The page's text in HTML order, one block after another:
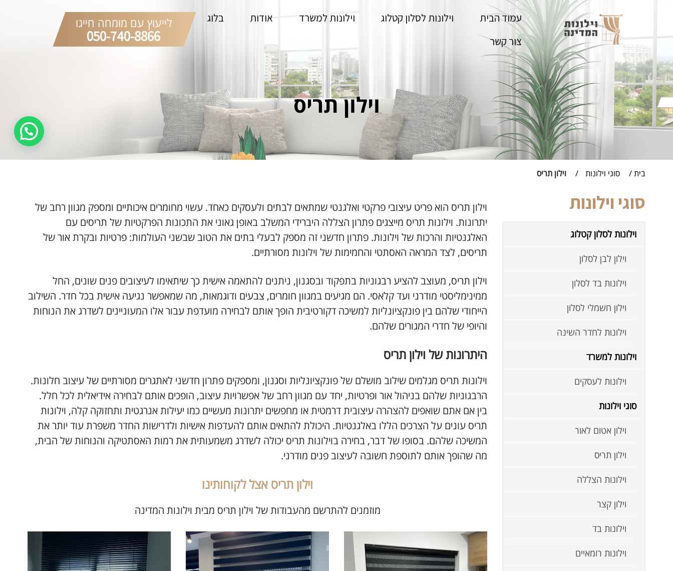
עמוד הבית וילונות לסלון קטלוג וילונות למשרד אודות
בלוג
צור קשר
לייעוץ עם מומחה חייגו
050-740-8866
וילון תריס
בית סוגי וילונות וילון תריס
סוגי וילונות
וילונות לסלון קטלוג
וילון לבן לסלון
וילונות בד לסלון
וילון חשמלי לסלון
וילונות לחדר השינה
וילונות למשרד
וילונות לעסקים
סוגי וילונות
וילון אטום לאור
וילון תריס
וילונות הצללה
וילון קצר
וילונות בד
וילונות רומאיים
וילון תריס הוא פריט עיצובי פרקטי ואלגנטי שמתאים לבתים ולעסקים כאחד. עשוי מחומרים איכותיים ומספק מגוון רחב של
יתרונות. וילונות תריס מייצגים פתרון הצללה היברידי המשלב באופן גאוני את התכונות הפרקטיות של תריסים עם
האלגנטיות והרכות של וילונות. פתרון חדשני זה מספק לבעלי בתים את הטוב שבשני העולמות: פרטיות ובקרת אור של
תריסים, לצד המראה האסתטי והחמימות של וילונות מסורתיים.
וילון תריס, מעוצב להציע רבגוניות בתפקוד ובסגנון, ניתנים להתאמה אישית כך שיתאימו לעיצובים פנים שונים, החל
ממינימליסטי מודרני ועד קלאסי. הם מגיעים במגוון חומרים, צבעים ודוגמאות, מה שמאפשר נגיעה אישית בכל חדר. השילוב
הייחודי שלהם בין פונקציונליות למשיכה דקורטיבית הופך אותם לבחירה מועדפת עבור אלו המעוניינים לשדרג את הנוחות
והיופי של חדרי המגורים שלהם.
היתרונות של וילון תריס
וילונות תריס מגלמים שילוב מושלם של פונקציונליות וסגנון, ומספקים פתרון חדשני לאתגרים מסורתיים של עיצוב חלונות.
הרבגוניות שלהם בניהול אור ופרטיות, יחד עם מגוון רחב של אפשרויות עיצוב, הופכים אותם לבחירה אידיאלית לכל חלל.
בין אם אתם שואפים להצהרה עיצובית דרמטית או מחפשים יתרונות מעשיים כמו יעילות אנרגטית ותחזוקה קלה, וילונות
תריס עונים על הצרכים הללו באלגנטיות. היכולת להתאים אותם להעדפות אישיות ולדרישות החדר משפרת עוד יותר את
המשיכה שלהם. בסופו של דבר, בחירה בוילונות תריס יכולה לשדרג משמעותית את רמות האסתטיקה והנוחות של הבית,
מה שהופך אותם לתוספת חשובה לעיצוב פנים מודרני.
וילון תריס אצל לקוחותינו
מוזמנים להתרשם מהעבודות של וילון תריס מבית וילונות המדינה